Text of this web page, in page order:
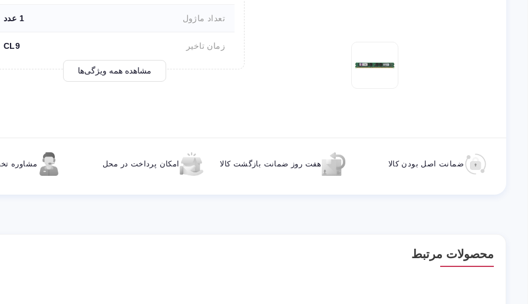
تعداد ماژول 1 عدد
زمان تاخیر CL9
مشاهده همه ویژگی‌ها
ضمانت اصل بودن کالا هفت روز ضمانت بازگشت کالا امکان پرداخت در محل مشاوره
محصولات مرتبط